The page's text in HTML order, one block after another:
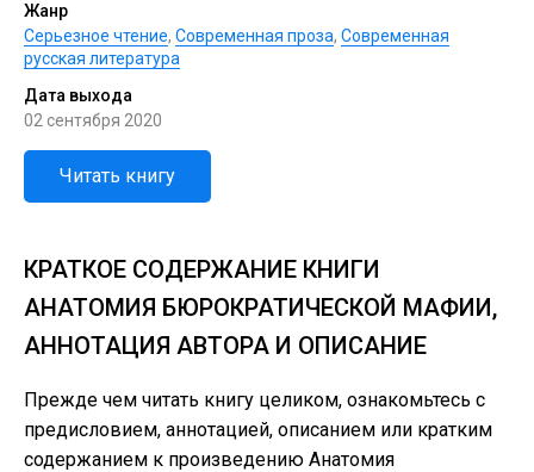
Жанр
Серьезное чтение, Современная проза, Современная
русская литература
Дата выхода
02 сентября 2020
Читать книгу
КРАТКОЕ СОДЕРЖАНИЕ КНИГИ
АНАТОМИЯ БЮРОКРАТИЧЕСКОЙ МАФИИ,
АННОТАЦИЯ АВТОРА И ОПИСАНИЕ
Прежде чем читать книгу целиком, ознакомьтесь с
предисловием, аннотацией, описанием или кратким
содержанием к произведению Анатомия